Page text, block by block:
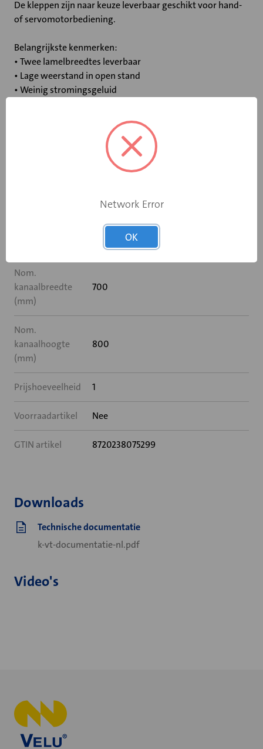
De kleppen zijn naar keuze leverbaar geschikt voor hand-
of servomotorbediening.
Belangrijkste kenmerken:
• Twee lamelbreedtes leverbaar
• Lage weerstand in open stand
• Weinig stromingsgeluid
800
Nom.
kanaalbreedte
(mm)
700
Nom.
kanaalhoogte
(mm)
800
Prijshoeveelheid 1
Voorraadartikel Nee
GTIN artikel 8720238075299
Downloads
Technische documentatie
k-vt-documentatie-nl.pdf
Video's
Network Error
OK